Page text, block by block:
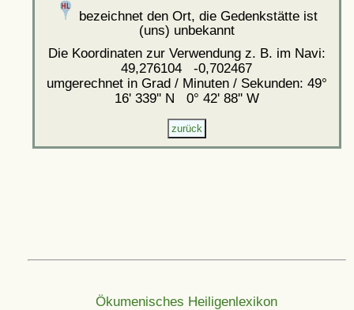
bezeichnet den Ort, die Gedenkstätte ist
(uns) unbekannt
Die Koordinaten zur Verwendung z. B. im Navi:
49,276104 -0,702467
umgerechnet in Grad / Minuten / Sekunden: 49°
16' 339'' N 0° 42' 88'' W
Ökumenisches Heiligenlexikon